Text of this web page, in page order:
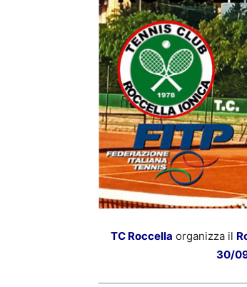
TC Roccella organizza il
30/